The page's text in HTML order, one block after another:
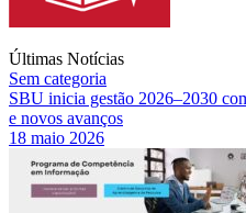
Últimas Notícias
Sem categoria
SBU inicia gestão 2026–2030
e novos avanços
18 maio 2026